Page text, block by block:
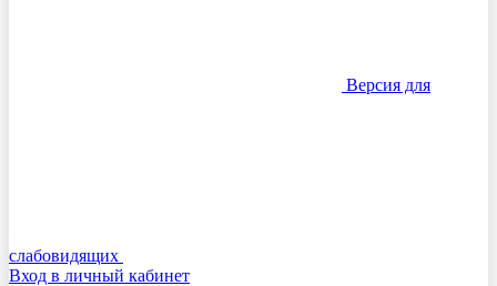
Версия для
слабовидящих
Вход в личный кабинет